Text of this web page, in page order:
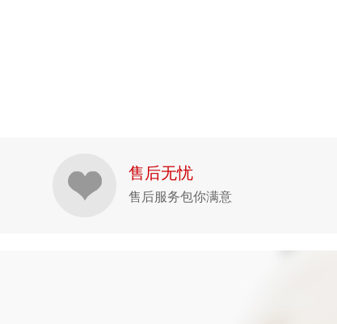
售后无忧
售后服务包你满意